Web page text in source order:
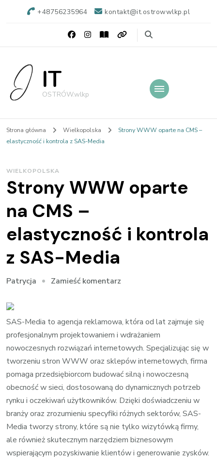
+48756235964 kontakt@it.ostrowwlkp.pl
IT
OSTRÓW.wlkp
Strona główna Wielkopolska
Strony WWW oparte na CMS –
elastyczność i kontrola z SAS-Media
WIELKOPOLSKA
Strony WWW oparte
na CMS –
elastyczność i kontrola
z SAS-Media
Patrycja Zamieść komentarz
WWW
oparte
na
CMS
–
elastyczność
i
kontrola
z
SAS-
Media
SAS-Media to agencja reklamowa, która od lat zajmuje się
profesjonalnym projektowaniem i wdrażaniem
nowoczesnych rozwiązań internetowych. Specjalizując się w
tworzeniu stron WWW oraz sklepów internetowych, firma
pomaga przedsiębiorcom budować silną i nowoczesną
obecność w sieci, dostosowaną do dynamicznych potrzeb
rynku i oczekiwań użytkowników. Dzięki doświadczeniu w
branży oraz zrozumieniu specyfiki różnych sektorów, SAS-
Media tworzy strony, które są nie tylko wizytówką firmy,
ale również skutecznym narzędziem biznesowym
wspierającym pozyskiwanie klientów i generowanie zysków.